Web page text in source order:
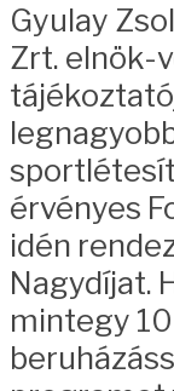
Gyulay
Zrt. elnök-
érvényes
idén
Nagydíjat.
mintegy